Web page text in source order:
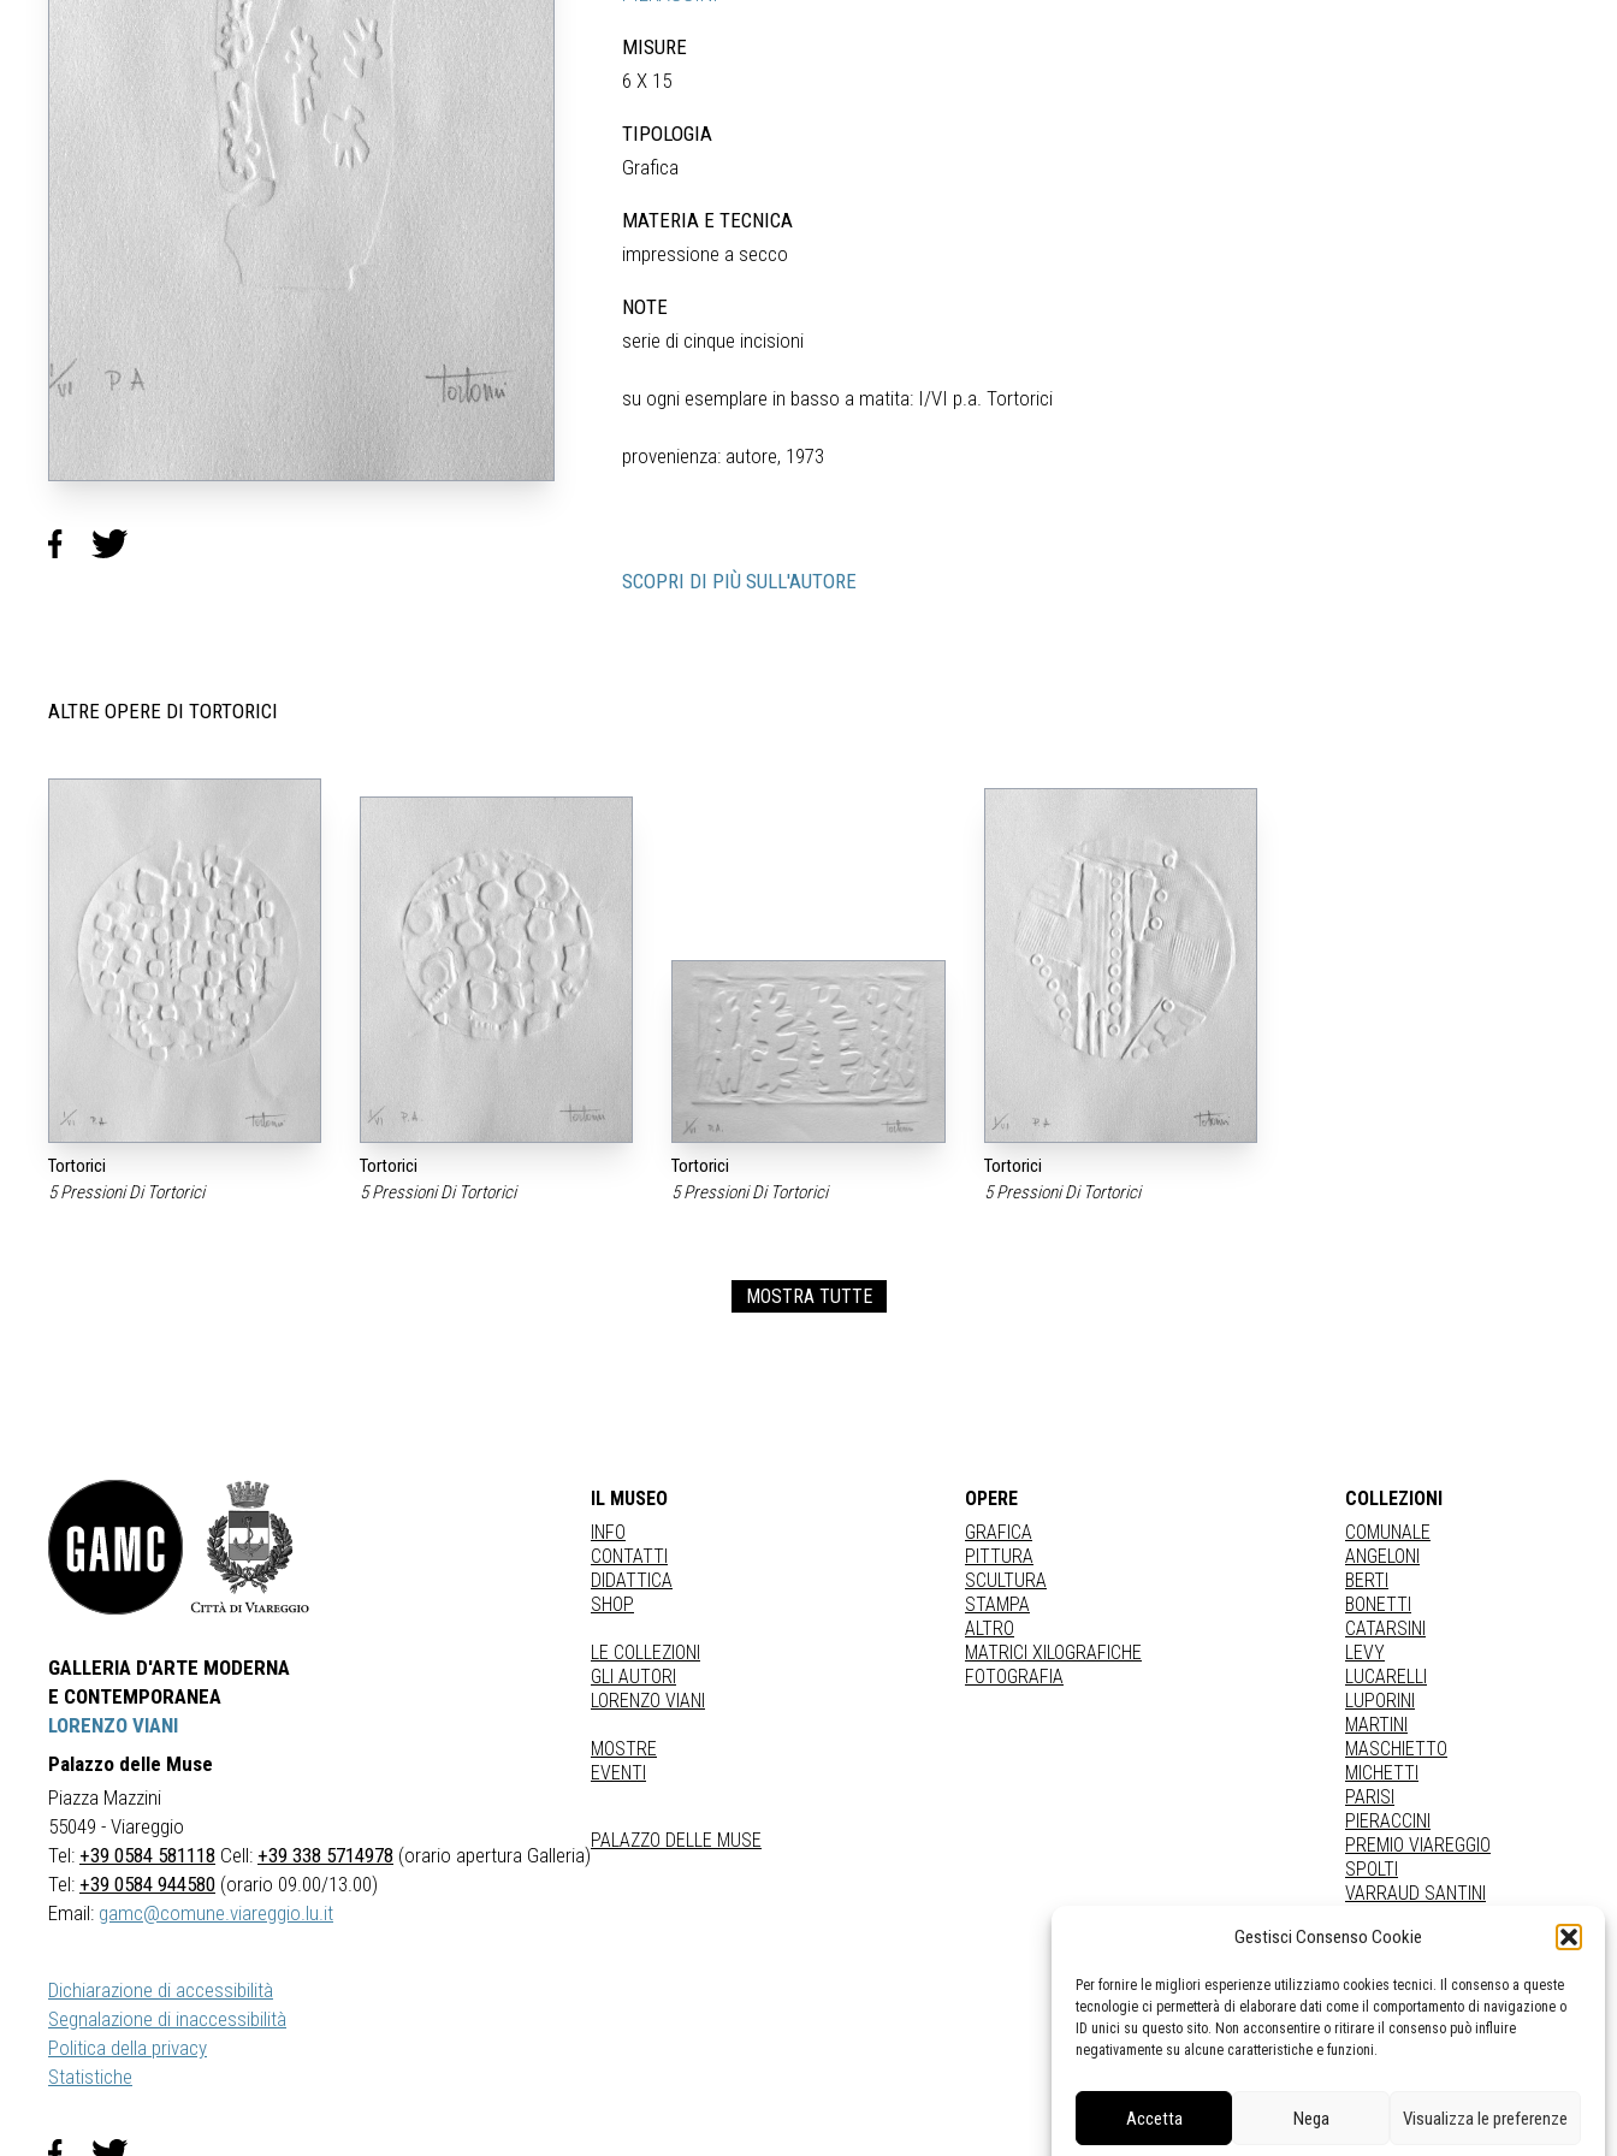
Gestisci Consenso Cookie
Per fornire le migliori esperienze utilizziamo cookies tecnici. Il consenso a queste
tecnologie ci permetterà di elaborare dati come il comportamento di navigazione o
ID unici su questo sito. Non acconsentire o ritirare il consenso può influire
negativamente su alcune caratteristiche e funzioni.
Accetta Nega Visualizza le preferenze
MISURE
6 X 15
TIPOLOGIA
Grafica
MATERIA E TECNICA
impressione a secco
NOTE
serie di cinque incisioni
su ogni esemplare in basso a matita: I/VI p.a. Tortorici
provenienza: autore, 1973
SCOPRI DI PIÙ SULL'AUTORE
ALTRE OPERE DI TORTORICI
Tortorici
5 Pressioni Di Tortorici
Tortorici
5 Pressioni Di Tortorici
Tortorici
5 Pressioni Di Tortorici
Tortorici
5 Pressioni Di Tortorici
MOSTRA TUTTE
GALLERIA D'ARTE MODERNA
E CONTEMPORANEA
LORENZO VIANI
Palazzo delle Muse
Piazza Mazzini
55049 - Viareggio
Tel: +39 0584 581118 Cell: +39 338 5714978 (orario apertura Galleria)
Tel: +39 0584 944580 (orario 09.00/13.00)
Email: gamc@comune.viareggio.lu.it
Dichiarazione di accessibilità
Segnalazione di inaccessibilità
Politica della privacy
Statistiche
IL MUSEO
INFO
CONTATTI
DIDATTICA
SHOP
LE COLLEZIONI
GLI AUTORI
LORENZO VIANI
MOSTRE
EVENTI
PALAZZO DELLE MUSE
OPERE
GRAFICA
PITTURA
SCULTURA
STAMPA
ALTRO
MATRICI XILOGRAFICHE
FOTOGRAFIA
COLLEZIONI
COMUNALE
ANGELONI
BERTI
BONETTI
CATARSINI
LEVY
LUCARELLI
LUPORINI
MARTINI
MASCHIETTO
MICHETTI
PARISI
PIERACCINI
PREMIO VIAREGGIO
SPOLTI
VARRAUD SANTINI